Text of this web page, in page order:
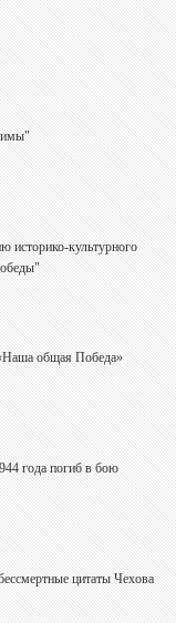
историко-культурного
общая Победа»
года погиб в бою
цитаты Чехова